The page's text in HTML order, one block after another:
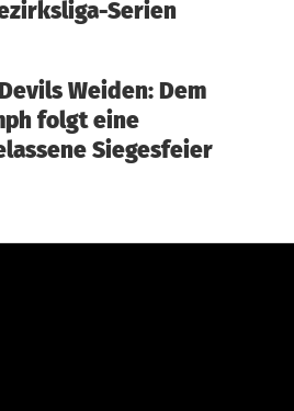
Serien
Weiden: Dem
folgt eine
Siegesfeier